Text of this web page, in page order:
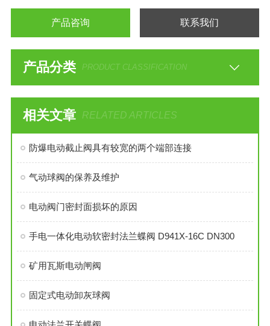
产品咨询 联系我们
产品分类 PRODUCT CLASSIFICATION
相关文章 RELATED ARTICLES
防爆电动截止阀具有较宽的两个端部连接
气动球阀的保养及维护
电动阀门密封面损坏的原因
手电一体化电动软密封法兰蝶阀 D941X-16C DN300
矿用瓦斯电动闸阀
固定式电动卸灰球阀